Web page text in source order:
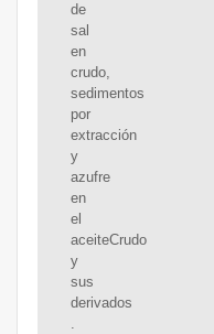
de
sal
en
crudo,
sedimentos
por
extracción
y
azufre
en
el
aceiteCrudo
y
sus
derivados
.